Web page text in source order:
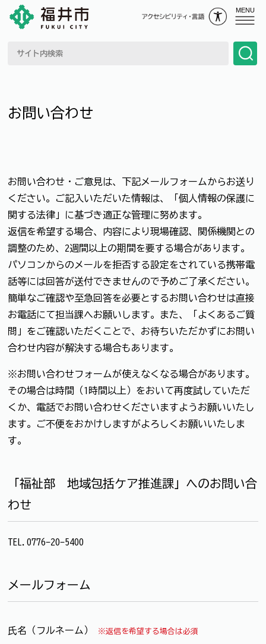
MENU
お問い合わせ
お問い合わせ・ご意見は、下記メールフォームからお送り
ください。ご記入いただいた情報は、「個人情報の保護に
関する法律」に基づき適正な管理に努めます。
返信を希望する場合、内容により現場確認、関係機関との
調整のため、2週間以上の期間を要する場合があります。
パソコンからのメールを拒否する設定をされている携帯電
話等には回答が送付できませんので予めご了承ください。
簡単なご確認や至急回答を必要とするお問い合わせは直接
お電話にて担当課へお願いします。また、「よくあるご質
問」をご確認いただくことで、お待ちいただかずにお問い
合わせ内容が解決する場合もあります。
※お問い合わせフォームが使えなくなる場合があります。
その場合は時間（1時間以上）をおいて再度試していただ
くか、電話でお問い合わせくださいますようお願いいたし
ます。ご不便をおかけしますがよろしくお願いいたしま
す。
「福祉部 地域包括ケア推進課」へのお問い合
わせ
TEL.0776-20-5400
メールフォーム
氏名（フルネーム） ※返信を希望する場合は必須